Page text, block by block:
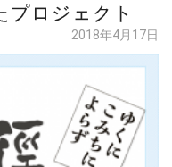
プロジェクト
2018年4月17日